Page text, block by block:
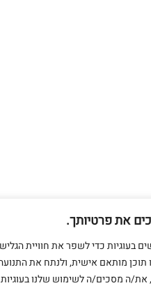
לשפר את חוויית הגלישה שלך,
אישית, ולנתח את התנועה שלנו.
ה לשימוש שלנו בעוגיות.